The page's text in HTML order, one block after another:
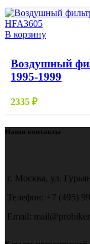
В корзину
Воздушный
1995-1999
2335 ₽
Наши контакты
г. Москва, ул.
Телефон: +7 (495)
Email: